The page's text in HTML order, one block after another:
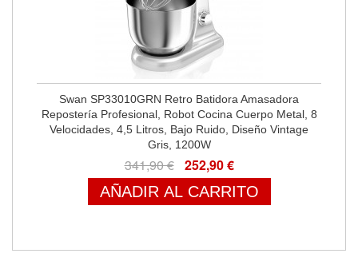
Swan SP33010GRN Retro Batidora Amasadora
Repostería Profesional, Robot Cocina Cuerpo Metal, 8
Velocidades, 4,5 Litros, Bajo Ruido, Diseño Vintage
Gris, 1200W
341,90 € 252,90 €
AÑADIR AL CARRITO